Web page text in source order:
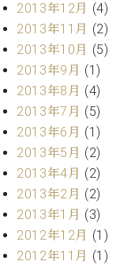
2013年12月 (4)
2013年11月 (2)
2013年10月 (5)
2013年9月 (1)
2013年8月 (4)
2013年7月 (5)
2013年6月 (1)
2013年5月 (2)
2013年4月 (2)
2013年2月 (2)
2013年1月 (3)
2012年12月 (1)
2012年11月 (1)